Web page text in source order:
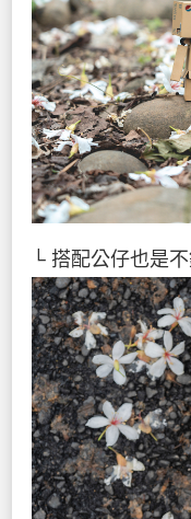
└ 搭配公仔也是